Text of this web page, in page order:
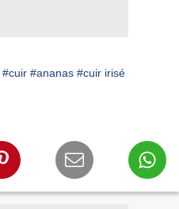
#cuir #ananas #cuir irisé